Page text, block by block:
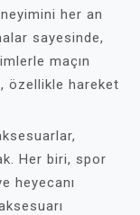
her an
sayesinde,
maçın
özellikle hareket
Her biri, spor
heyecanı